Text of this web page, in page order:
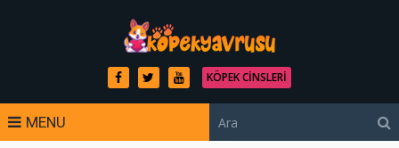
KÖPEK CINSLERI
MENU